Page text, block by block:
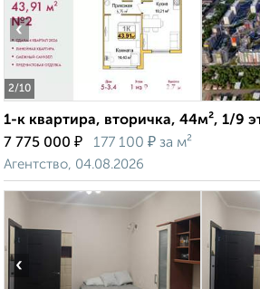
2/10
‹
1-к квартира, вторичка, 44м², 1/9
7 775 000 ₽ 177 100 ₽ за м²
Агентство, 04.08.2026
‹